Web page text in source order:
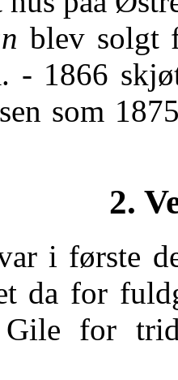
blev solgt
- 1866
som
2.
i første
da for
Gile for